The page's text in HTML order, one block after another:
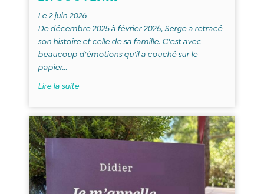
Le 2 juin 2026
De décembre 2025 à février 2026, Serge a retracé
son histoire et celle de sa famille. C'est avec
beaucoup d'émotions qu'il a couché sur le
papier...
Lire la suite